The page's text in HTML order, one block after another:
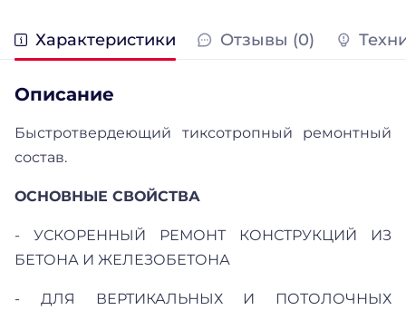
Характеристики Отзывы (0)
Описание
Быстротвердеющий тиксотропный ремонтный
состав.
ОСНОВНЫЕ СВОЙСТВА
- УСКОРЕННЫЙ РЕМОНТ КОНСТРУКЦИЙ ИЗ
БЕТОНА И ЖЕЛЕЗОБЕТОНА
- ДЛЯ ВЕРТИКАЛЬНЫХ И ПОТОЛОЧНЫХ